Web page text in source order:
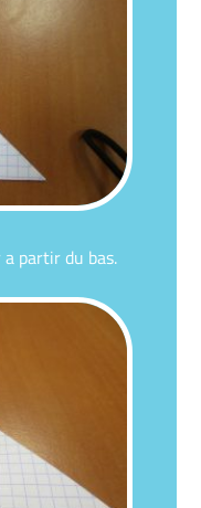
partir du bas.